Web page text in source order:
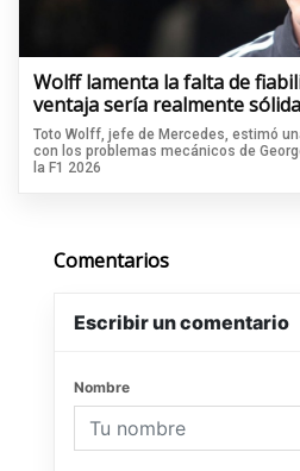
Wolff lamenta la falta de
ventaja sería realmente
Toto Wolff, jefe de Mercedes, estimó
con los problemas mecánicos de
la F1 2026
Comentarios
Escribir un comentario
Nombre